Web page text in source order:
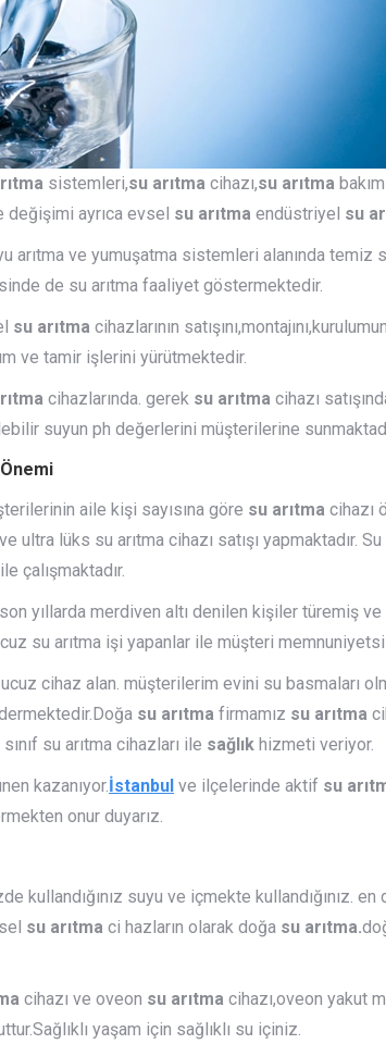
sistemleri,su arıtma cihazı,su arıtma
değişimi ayrıca evsel su arıtma endüstriyel su
arıtma ve yumuşatma sistemleri alanında temiz
de su arıtma faaliyet göstermektedir.
su arıtma cihazlarının
ve tamir işlerini yürütmektedir.
cihazlarında. gerek su arıtma cihazı
suyun ph değerlerini müşterilerine
aile kişi sayısına göre su arıtma cihazı
ultra lüks su arıtma cihazı satışı yapmaktadır.
çalışmaktadır.
yıllarda merdiven altı denilen kişiler türemiş
su arıtma işi yapanlar ile müşteri
cihaz alan. müşterilerim evini su basmaları
su arıtma firmamız su arıtma
su arıtma cihazları ile sağlık hizmeti veriyor.
kazanıyor.İstanbul ve ilçelerinde aktif su
onur duyarız.
kullandığınız suyu ve içmekte kullandığınız.
su arıtma ci hazların olarak doğa su arıtma.
cihazı ve oveon su arıtma cihazı,oveon yakut
yaşam için sağlıklı su içiniz.